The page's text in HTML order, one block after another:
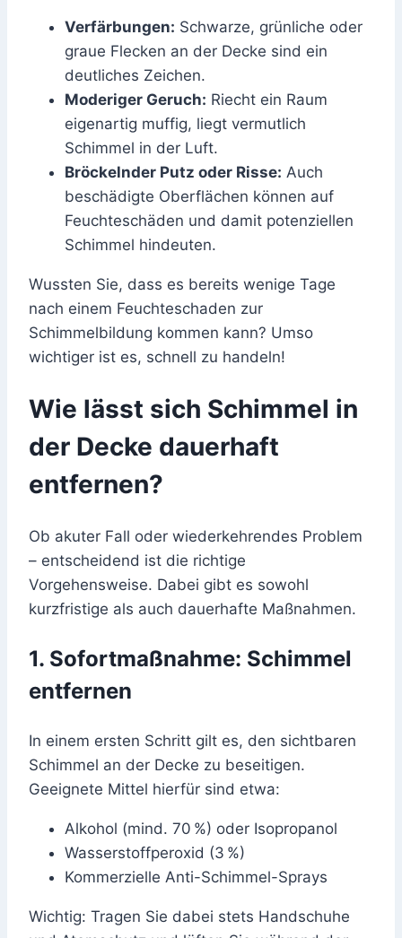
Verfärbungen: Schwarze, grünliche oder
graue Flecken an der Decke sind ein
deutliches Zeichen.
Moderiger Geruch: Riecht ein Raum
eigenartig muffig, liegt vermutlich
Schimmel in der Luft.
Bröckelnder Putz oder Risse: Auch
beschädigte Oberflächen können auf
Feuchteschäden und damit potenziellen
Schimmel hindeuten.
Wussten Sie, dass es bereits wenige Tage
nach einem Feuchteschaden zur
Schimmelbildung kommen kann? Umso
wichtiger ist es, schnell zu handeln!
Wie lässt sich Schimmel in
der Decke dauerhaft
entfernen?
Ob akuter Fall oder wiederkehrendes Problem
– entscheidend ist die richtige
Vorgehensweise. Dabei gibt es sowohl
kurzfristige als auch dauerhafte Maßnahmen.
1. Sofortmaßnahme: Schimmel
entfernen
In einem ersten Schritt gilt es, den sichtbaren
Schimmel an der Decke zu beseitigen.
Geeignete Mittel hierfür sind etwa:
Alkohol (mind. 70 %) oder Isopropanol
Wasserstoffperoxid (3 %)
Kommerzielle Anti-Schimmel-Sprays
Wichtig: Tragen Sie dabei stets Handschuhe